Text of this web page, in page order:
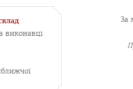
виконавці
За